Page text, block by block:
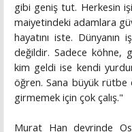
gibi geniş tut. Herkesin
maiyetindeki adamlara
hayatını iste.
değildir. Sadece köhne,
kim geldi ise kendi
öğren. Sana büyük rütbe
girmemek için çok çalış."
Murat Han devrinde